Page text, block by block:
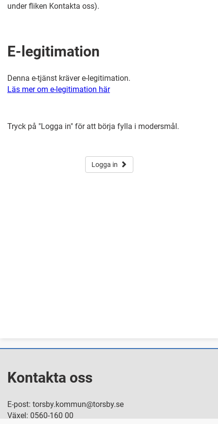
under fliken Kontakta oss).
E-legitimation
Denna e-tjänst kräver e-legitimation.
Läs mer om e-legitimation här
Tryck på "Logga in" för att börja fylla i modersmål.
Logga in
Kontakta oss
E-post: torsby.kommun@torsby.se
Växel: 0560-160 00